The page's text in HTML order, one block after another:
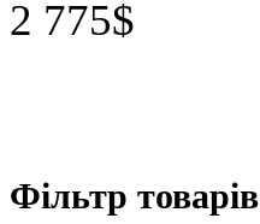
2 775$
Фільтр товарів